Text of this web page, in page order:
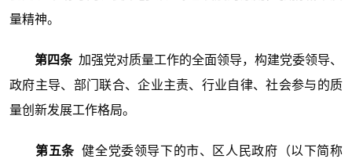
量精神。
第四条 加强党对质量工作的全面领导，构建党委领导、
政府主导、部门联合、企业主责、行业自律、社会参与的质
量创新发展工作格局。
第五条 健全党委领导下的市、区人民政府（以下简称